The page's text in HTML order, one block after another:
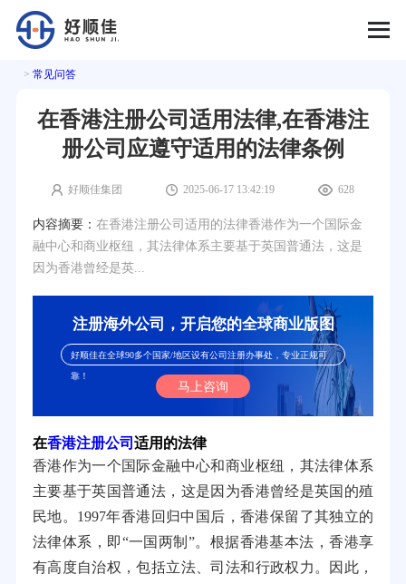
> 常见问答
在香港注册公司适用法律,在香港注
册公司应遵守适用的法律条例
好顺佳集团 2025-06-17 13:42:19 628
内容摘要： 在香港注册公司适用的法律香港作为一个国际金
融中心和商业枢纽，其法律体系主要基于英国普通法，这是
因为香港曾经是英...
注册海外公司，开启您的全球商业版图
好顺佳在全球90多个国家/地区设有公司注册办事处，专业正规可
靠！
马上咨询
在香港注册公司 适用的法律
香港作为一个国际金融中心和商业枢纽，其法律体系
主要基于英国普通法，这是因为香港曾经是英国的殖
民地。1997年香港回归中国后，香港保留了其独立的
法律体系，即“一国两制”。根据香港基本法，香港享
有高度自治权，包括立法、司法和行政权力。因此，